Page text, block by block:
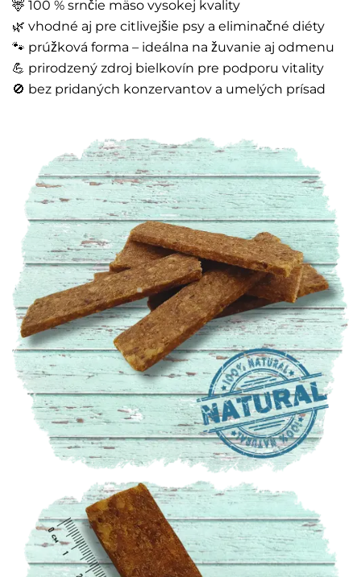
🦌 100 % srnčie mäso vysokej kvality
🌿 vhodné aj pre citlivejšie psy a eliminačné diéty
🐾 prúžková forma – ideálna na žuvanie aj odmenu
💪 prirodzený zdroj bielkovín pre podporu vitality
🚫 bez pridaných konzervantov a umelých prísad